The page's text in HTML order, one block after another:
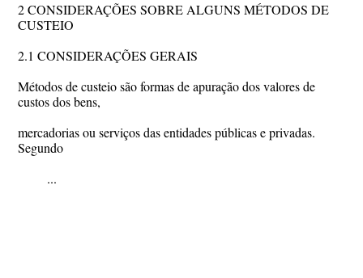
2 CONSIDERAÇÕES SOBRE ALGUNS MÉTODOS DE
CUSTEIO
2.1 CONSIDERAÇÕES GERAIS
Métodos de custeio são formas de apuração dos valores de
custos dos bens,
mercadorias ou serviços das entidades públicas e privadas.
Segundo
...